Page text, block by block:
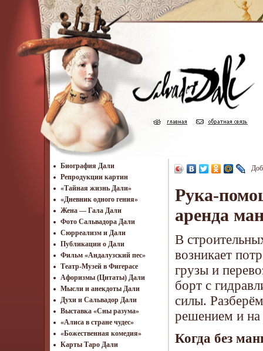
Биография Дали
Репродукции картин
«Тайная жизнь Дали»
«Дневник одного гения»
Жена — Гала Дали
Фото Сальвадора Дали
Cюрреализм и Дали
Публикации о Дали
Фильм «Андалузский пес»
Театр-Музей в Фигерасе
Афоризмы (Цитаты) Дали
Мысли и анекдоты Дали
Духи и Сальвадор Дали
Выставка «Сны разума»
«Алиса в стране чудес»
«Божественная комедия»
Карты Таро Дали
Рука-
аренда
В
возникает
грузы и
борт с
силы.
решением и на
Когда без